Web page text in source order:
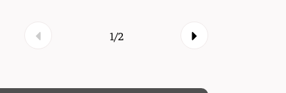
1/2